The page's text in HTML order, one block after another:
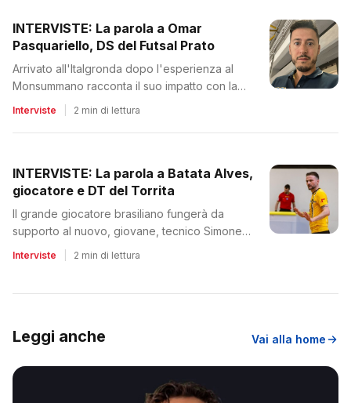
INTERVISTE: La parola a Omar
Pasquariello, DS del Futsal Prato
Arrivato all'Italgronda dopo l'esperienza al
Monsummano racconta il suo impatto con la
nuova realtà
Interviste 2 min di lettura
INTERVISTE: La parola a Batata Alves,
giocatore e DT del Torrita
Il grande giocatore brasiliano fungerà da
supporto al nuovo, giovane, tecnico Simone
Interviste 2 min di lettura
Leggi anche Vai alla home